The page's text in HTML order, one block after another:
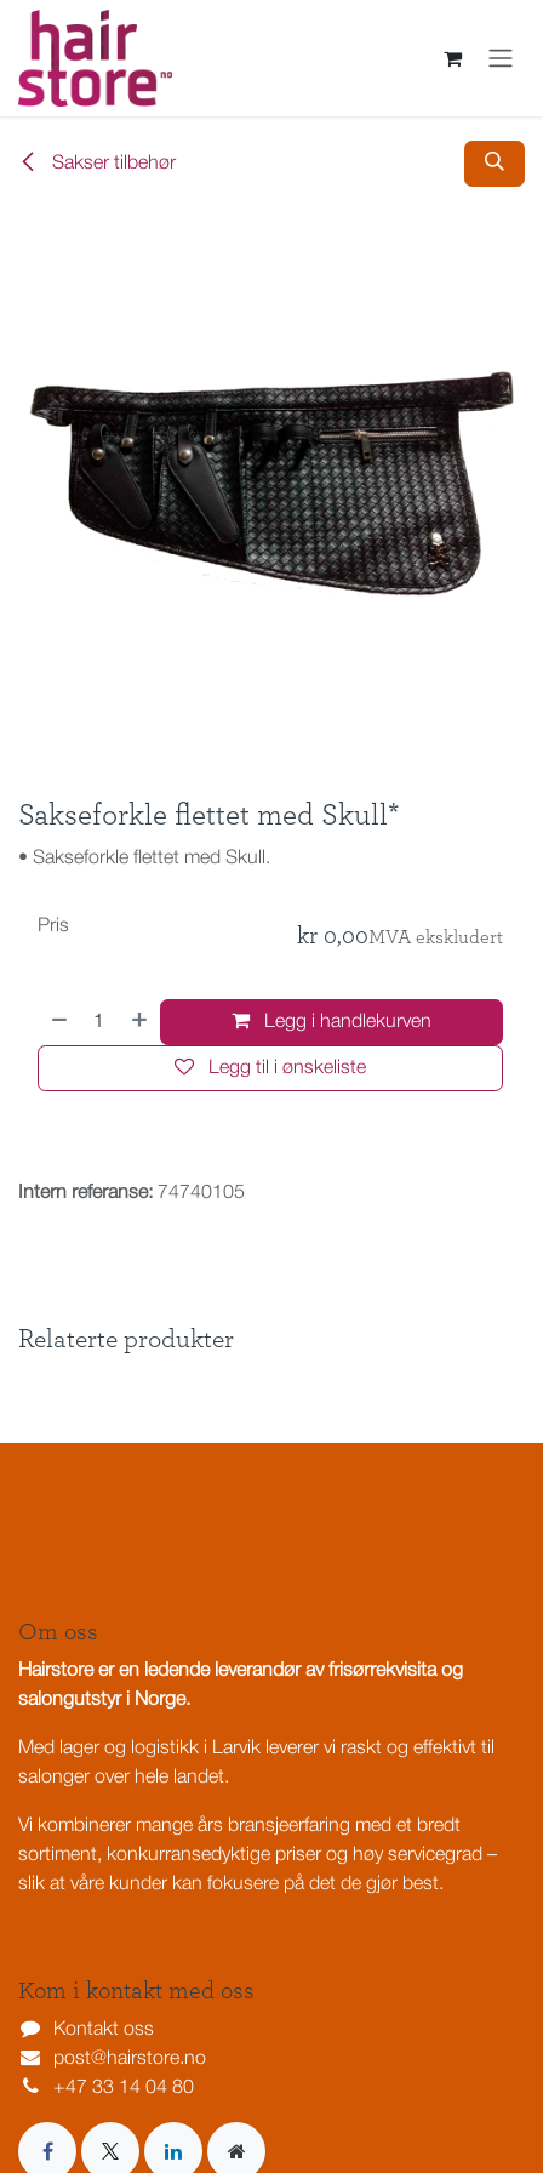
Skip to Content
Sakser tilbehør
Sakseforkle flettet med Skull*
• Sakseforkle flettet med Skull.
Legg i handlekurven
Legg til i ønskeliste
Pris kr 0,00MVA ekskludert
Intern referanse: 74740105
Relaterte produkter
Om oss
Hairstore er en ledende leverandør av frisørrekvisita og
salongutstyr i Norge.
Med lager og logistikk i Larvik leverer vi raskt og effektivt til
salonger over hele landet.
Vi kombinerer mange års bransjeerfaring med et bredt
sortiment, konkurransedyktige priser og høy servicegrad –
slik at våre kunder kan fokusere på det de gjør best.
Kom i kontakt med oss
Kontakt oss
post@hairstore.no
+47 33 14 04 80